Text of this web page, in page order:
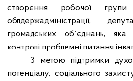
створення робочої групи
облдержадміністрації,
громадських об`єднань,
контролі проблемні питання
З метою підтримки
потенціалу, соціального